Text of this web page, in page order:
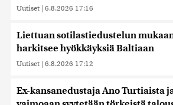
Uutiset | 6.8.2026 17:16
Liettuan sotilastiedustelun
harkitsee hyökkäyksiä Baltiaan
Uutiset | 6.8.2026 17:12
Ex-kansanedustaja Ano Turtiaista